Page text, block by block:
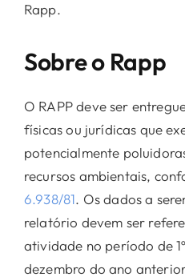
Rapp.
Sobre o Rapp
O RAPP deve ser
físicas ou jurídicas que
potencialmente
recursos ambientais,
6.938/81. Os dados a
relatório devem ser
atividade no período de
dezembro do ano